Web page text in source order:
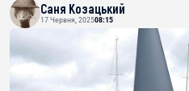
Саня Козацький
17 Червня, 202508:15